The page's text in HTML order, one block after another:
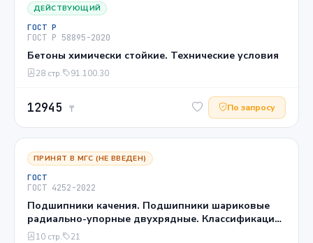
ДЕЙСТВУЮЩИЙ
ГОСТ Р
ГОСТ Р 58895-2020
Бетоны химически стойкие. Технические условия
28 стр. 91.100.30
12945 ₸ По запросу
ПРИНЯТ В МГС (НЕ ВВЕДЕН)
ГОСТ
ГОСТ 4252-2022
Подшипники качения. Подшипники шариковые
радиально-упорные двухрядные. Классификация,
указания по применению и эксплуатации
10 стр. 21